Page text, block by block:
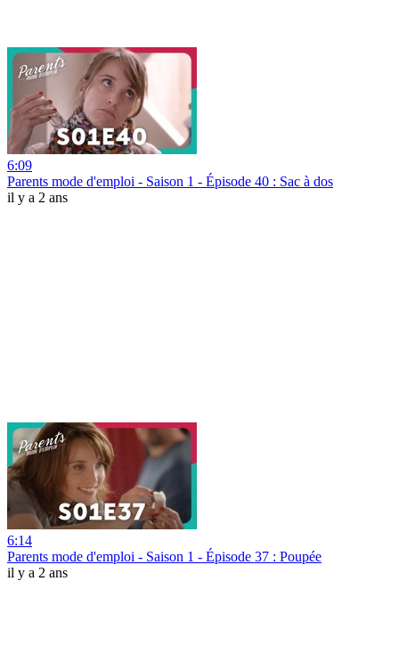
6:09
Parents mode d'emploi - Saison 1 - Épisode 40 : Sac à dos
il y a 2 ans
6:14
Parents mode d'emploi - Saison 1 - Épisode 37 : Poupée
il y a 2 ans